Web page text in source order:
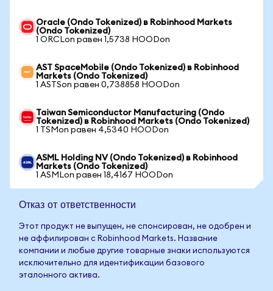
Oracle (Ondo Tokenized) в Robinhood Markets
(Ondo Tokenized)
1 ORCLon равен 1,5738 HOODon
AST SpaceMobile (Ondo Tokenized) в Robinhood
Markets (Ondo Tokenized)
1 ASTSon равен 0,738858 HOODon
Taiwan Semiconductor Manufacturing (Ondo
Tokenized) в Robinhood Markets (Ondo Tokenized)
1 TSMon равен 4,5340 HOODon
ASML Holding NV (Ondo Tokenized) в Robinhood
Markets (Ondo Tokenized)
1 ASMLon равен 18,4167 HOODon
Отказ от ответственности
Этот продукт не выпущен, не спонсирован, не одобрен и
не аффилирован с Robinhood Markets. Название
компании и любые другие товарные знаки используются
исключительно для идентификации базового
эталонного актива.